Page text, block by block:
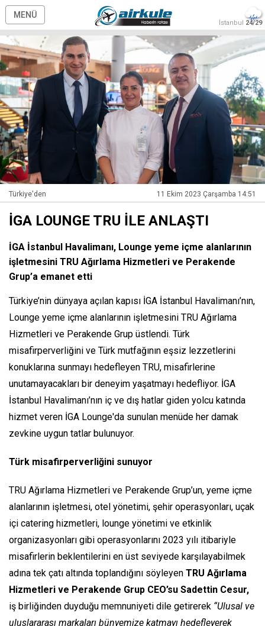
MENÜ
İstanbul 24/29
Türkiye'den 11 Ekim 2023 Çarşamba 14:51
İGA LOUNGE TRU İLE ANLAŞTI
İGA İstanbul Havalimanı, Lounge yeme içme alanlarının
işletmesini TRU Ağırlama Hizmetleri ve Perakende
Grup’a emanet etti
Türkiye’nin dünyaya açılan kapısı İGA İstanbul Havalimanı’nın,
Lounge yeme içme alanlarının işletmesini TRU Ağırlama
Hizmetleri ve Perakende Grup üstlendi. Türk
misafirperverliğini ve Türk mutfağının eşsiz lezzetlerini
konuklarına sunmayı hedefleyen TRU, misafirlerine
unutamayacakları bir deneyim yaşatmayı hedefliyor. İGA
İstanbul Havalimanı’nın iç ve dış hatlar giden yolcu katında
hizmet veren İGA Lounge'da sunulan menüde her damak
zevkine uygun tatlar bulunuyor.
Türk misafirperverliğini sunuyor
TRU Ağırlama Hizmetleri ve Perakende Grup’un, yeme içme
alanlarının işletmesi, otel yönetimi, şehir operasyonları, uçak
içi catering hizmetleri, lounge yönetimi ve etkinlik
organizasyonları gibi operasyonlarını 2023 yılı itibariyle
misafirlerin beklentilerini en üst seviyede karşılayabilmek
adına tek çatı altında toplandığını söyleyen TRU Ağırlama
Hizmetleri ve Perakende Grup CEO’su Sadettin Cesur,
iş birliğinden duyduğu memnuniyeti dile getirerek “Ulusal ve
uluslararası markaları bünyemize katmayı hedefleyerek